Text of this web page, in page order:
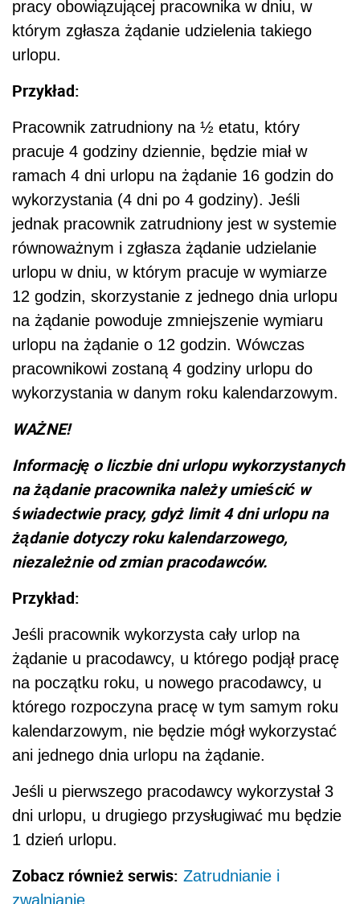
pracy obowiązującej pracownika w dniu, w
którym zgłasza żądanie udzielenia takiego
urlopu.
Przykład:
Pracownik zatrudniony na ½ etatu, który
pracuje 4 godziny dziennie, będzie miał w
ramach 4 dni urlopu na żądanie 16 godzin do
wykorzystania (4 dni po 4 godziny). Jeśli
jednak pracownik zatrudniony jest w systemie
równoważnym i zgłasza żądanie udzielanie
urlopu w dniu, w którym pracuje w wymiarze
12 godzin, skorzystanie z jednego dnia urlopu
na żądanie powoduje zmniejszenie wymiaru
urlopu na żądanie o 12 godzin. Wówczas
pracownikowi zostaną 4 godziny urlopu do
wykorzystania w danym roku kalendarzowym.
WAŻNE!
Informację o liczbie dni urlopu wykorzystanych
na żądanie pracownika należy umieścić w
świadectwie pracy, gdyż limit 4 dni urlopu na
żądanie dotyczy roku kalendarzowego,
niezależnie od zmian pracodawców.
Przykład:
Jeśli pracownik wykorzysta cały urlop na
żądanie u pracodawcy, u którego podjął pracę
na początku roku, u nowego pracodawcy, u
którego rozpoczyna pracę w tym samym roku
kalendarzowym, nie będzie mógł wykorzystać
ani jednego dnia urlopu na żądanie.
Jeśli u pierwszego pracodawcy wykorzystał 3
dni urlopu, u drugiego przysługiwać mu będzie
1 dzień urlopu.
Zobacz również serwis: Zatrudnianie i
zwalnianie